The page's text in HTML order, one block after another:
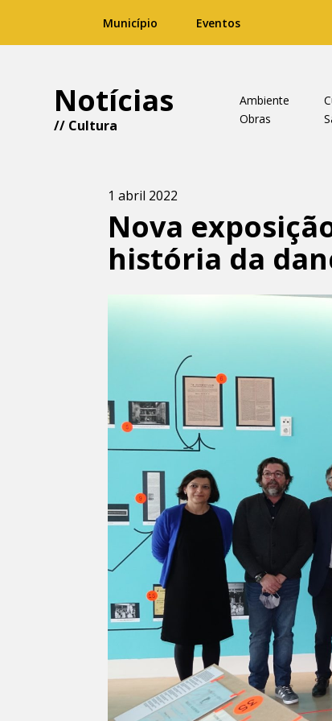
Município Eventos
Notícias
// Cultura
Ambiente
Obras
1 abril 2022
Nova
história da